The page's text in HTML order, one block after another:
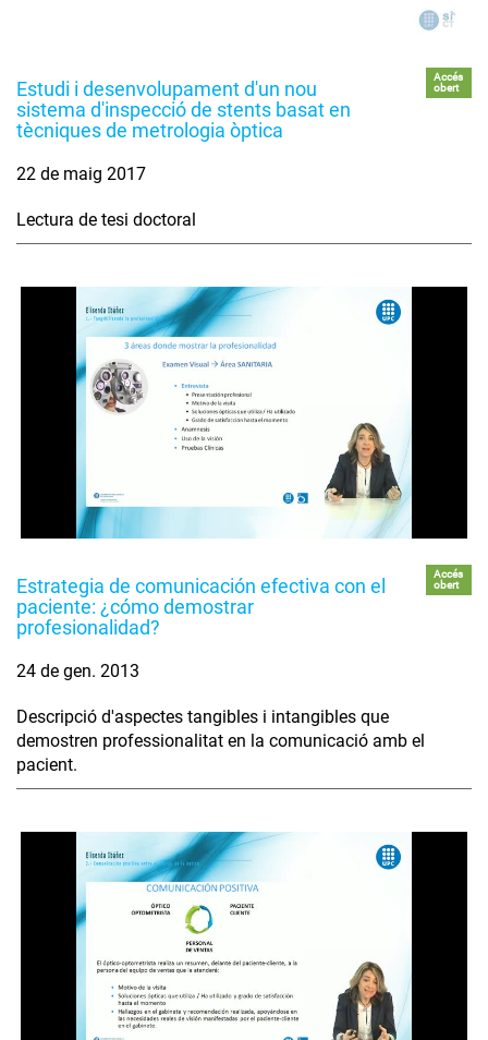
Estudi i desenvolupament d'un nou
sistema d'inspecció de stents basat en
tècniques de metrologia òptica
Accés
obert
22 de maig 2017
Lectura de tesi doctoral
Estrategia de comunicación efectiva con el
paciente: ¿cómo demostrar
profesionalidad?
Accés
obert
24 de gen. 2013
Descripció d'aspectes tangibles i intangibles que
demostren professionalitat en la comunicació amb el
pacient.